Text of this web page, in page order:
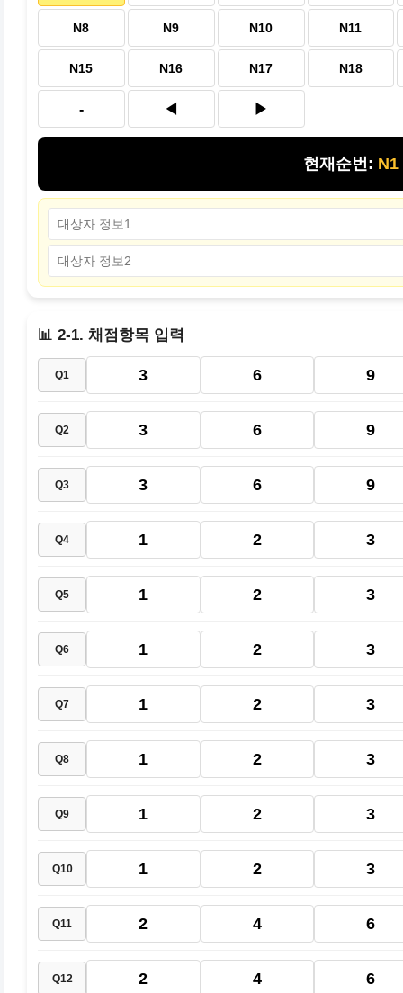
N8 N9 N10 N11
N15 N16 N17 N18
- ◀ ▶
현재순번: N1
📊 2-1. 채점항목 입력
Q1 3 6 9
Q2 3 6 9
Q3 3 6 9
Q4 1 2 3
Q5 1 2 3
Q6 1 2 3
Q7 1 2 3
Q8 1 2 3
Q9 1 2 3
Q10 1 2 3
Q11 2 4 6
Q12 2 4 6